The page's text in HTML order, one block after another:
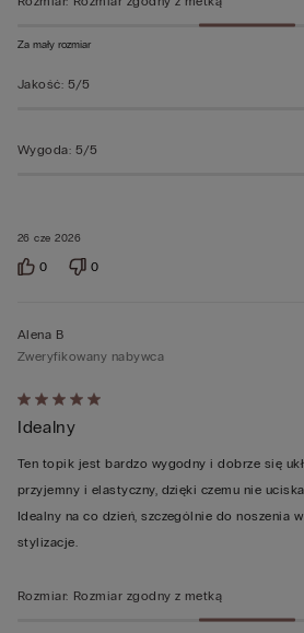
26 cze 2026
Za mały rozmiar
Jakość: 5/5
Wygoda: 5/5
0 0
Ocena
5
z
5
Alena B
Zweryfikowany nabywca
Idealny
Ten topik jest bardzo wygodny i dobrze się
przyjemny i elastyczny, dzięki czemu nie
Idealny na co dzień, szczególnie do noszenia
stylizacje.
Rozmiar: Rozmiar zgodny z metką